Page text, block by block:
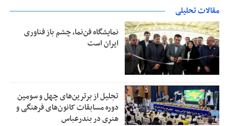
مقالات تحلیلی
نمایشگاه فن‌نما، چشم باز فناوری
ایران است
تجلیل از بر‌ترین‌های چهل و سومین
دوره مسابقات کانون‌های فرهنگی و
هنری در بندرعباس